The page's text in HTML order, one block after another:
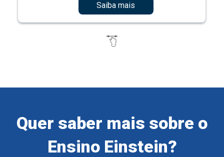
Saiba mais
Quer saber mais sobre o
Ensino Einstein?